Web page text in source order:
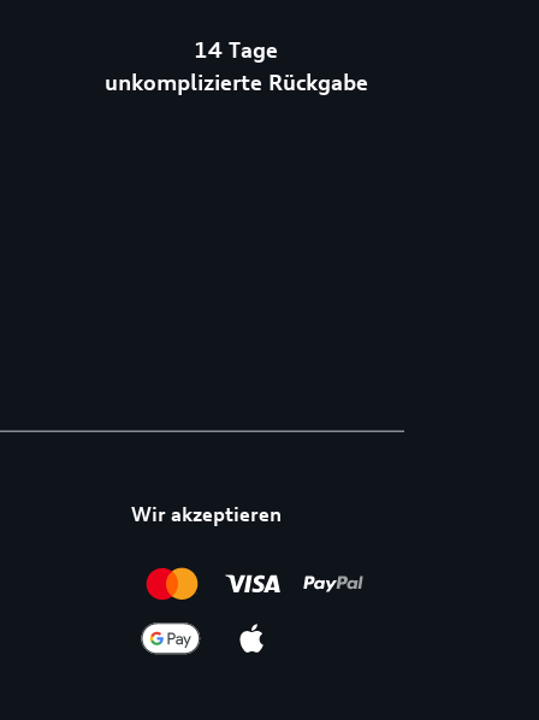
14 Tage
unkomplizierte Rückgabe
Wir akzeptieren